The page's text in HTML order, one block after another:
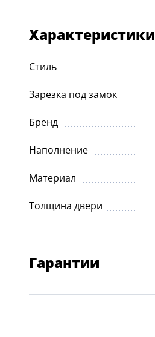
Характеристики
Стиль
Зарезка под замок
Бренд
Наполнение
Материал
Толщина двери
Гарантии